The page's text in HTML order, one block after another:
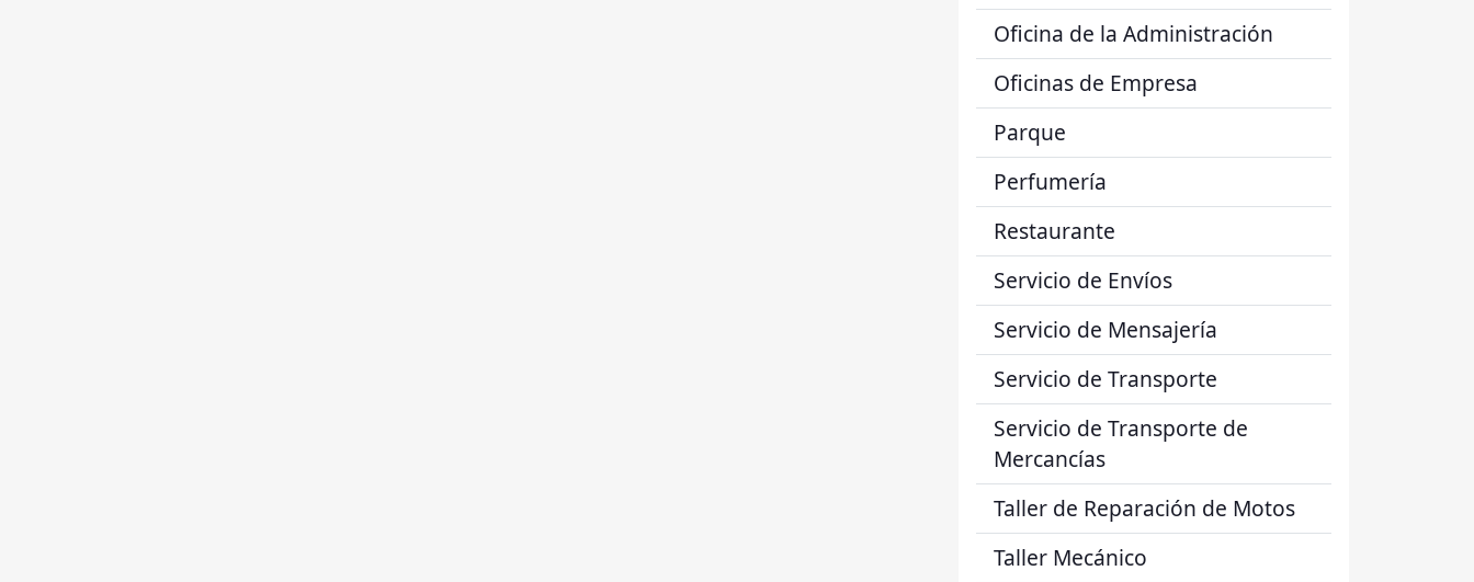
Oficina de la Administración
Oficinas de Empresa
Parque
Perfumería
Restaurante
Servicio de Envíos
Servicio de Mensajería
Servicio de Transporte
Servicio de Transporte de
Mercancías
Taller de Reparación de Motos
Taller Mecánico